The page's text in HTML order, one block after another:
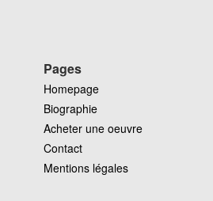
Pages
Homepage
Biographie
Acheter une oeuvre
Contact
Mentions légales